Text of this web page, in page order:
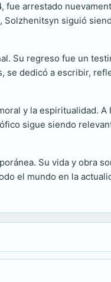
arrestado
siguió
Su regreso fue un
se dedicó a escribir,
y la espiritualidad. A
sigue siendo
Su vida y obra
el mundo en la